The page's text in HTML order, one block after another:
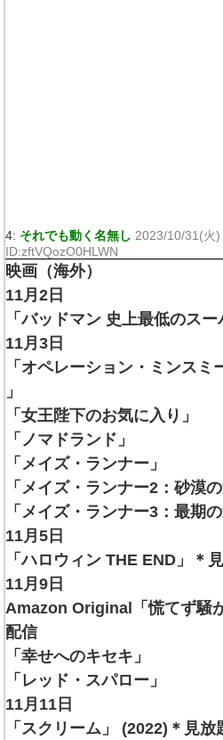
4: それでも動く名無し 2023/10/31(火
ID:zftVQozO0HLWN
映画（海外）
11月2日
「バッドマン 史上最低のスー
11月3日
「オペレーション・ミンス
」
「女王陛下のお気に入り」
「ノマドランド」
「メイズ・ランナー」
「メイズ・ランナー2：砂漠の
「メイズ・ランナー3：最期の
11月5日
「ハロウィン THE END」＊
11月9日
Amazon Original「慌てず騒
配信
「幸せへのキセキ」
「レッド・スパロー」
11月11日
「スクリーム」 (2022)＊見放